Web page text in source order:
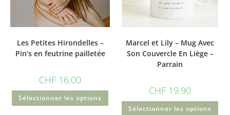
Les Petites Hirondelles –
Pin’s en feutrine pailletée
CHF 16.00
Sélectionner les options
Marcel et Lily – Mug Avec
Son Couvercle En Liège –
Parrain
CHF 19.90
Sélectionner les options